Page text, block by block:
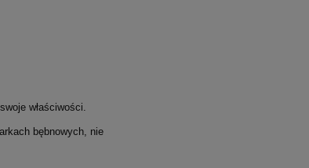
właściwości.
bębnowych, nie